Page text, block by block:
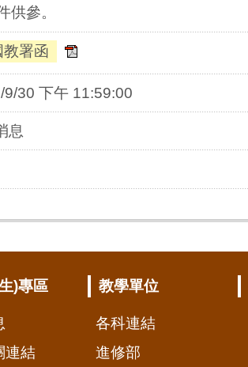
供參。
教署函
9/30 下午 11:59:00
息
)專區
連結
教學單位
各科連結
進修部